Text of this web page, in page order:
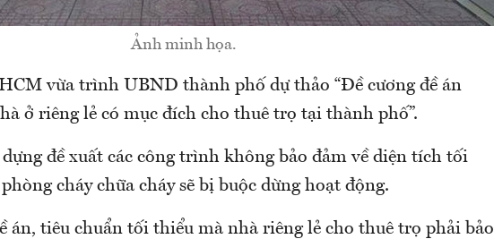
Ảnh minh họa.
vừa trình UBND thành phố dự thảo “Đề cương đề án
ở riêng lẻ có mục đích cho thuê trọ tại thành phố”.
dựng đề xuất các công trình không bảo đảm về diện tích tối
cháy chữa cháy sẽ bị buộc dừng hoạt động.
án, tiêu chuẩn tối thiểu mà nhà riêng lẻ cho thuê trọ phải bảo